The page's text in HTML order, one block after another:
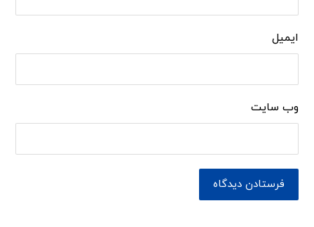
ایمیل
وب‌ سایت
فرستادن دیدگاه